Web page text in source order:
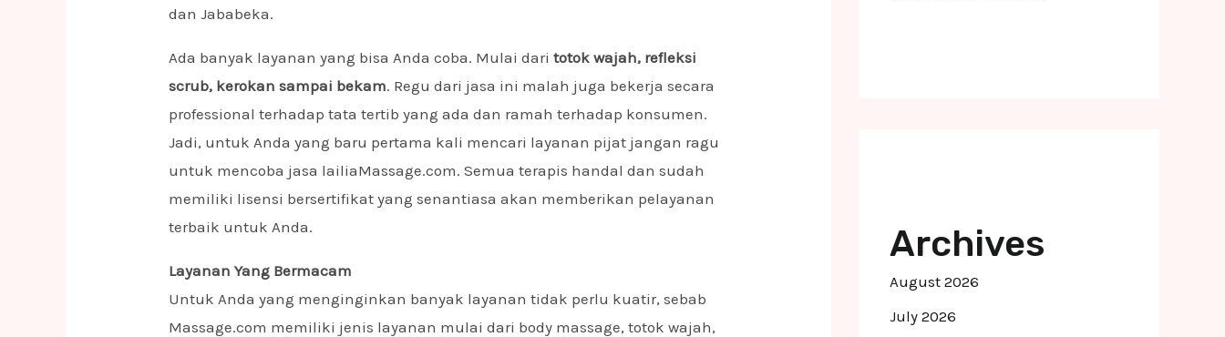
dan Jababeka.
Ada banyak layanan yang bisa Anda coba. Mulai daritotok wajah, refleksi
scrub, kerokan sampai bekam. Regu dari jasa ini malah juga bekerja secara
professional terhadap tata tertib yang ada dan ramah terhadap konsumen.
Jadi, untuk Anda yang baru pertama kali mencari layanan pijat jangan ragu
untuk mencoba jasa lailiaMassage.com. Semua terapis handal dan sudah
memiliki lisensi bersertifikat yang senantiasa akan memberikan pelayanan
terbaik untuk Anda.
Layanan Yang Bermacam
Untuk Anda yang menginginkan banyak layanan tidak perlu kuatir, sebab
Massage.com memiliki jenis layanan mulai dari body massage, totok wajah,
Archives
August 2026
July 2026